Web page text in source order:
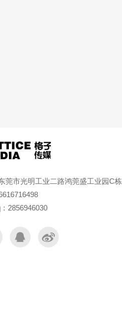
莞市光明工业二路鸿莞盛工业园C栋
2856946030